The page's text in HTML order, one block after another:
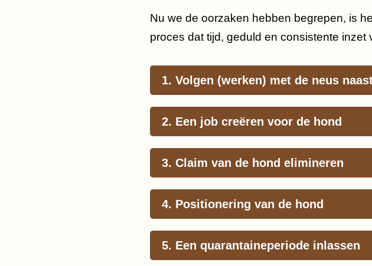
Nu we de oorzaken hebben begrepen, is
proces dat tijd, geduld en consistente inzet
1. Volgen (werken) met de neus
2. Een job creëren voor de hond
3. Claim van de hond elimineren
4. Positionering van de hond
5. Een quarantaineperiode inlassen